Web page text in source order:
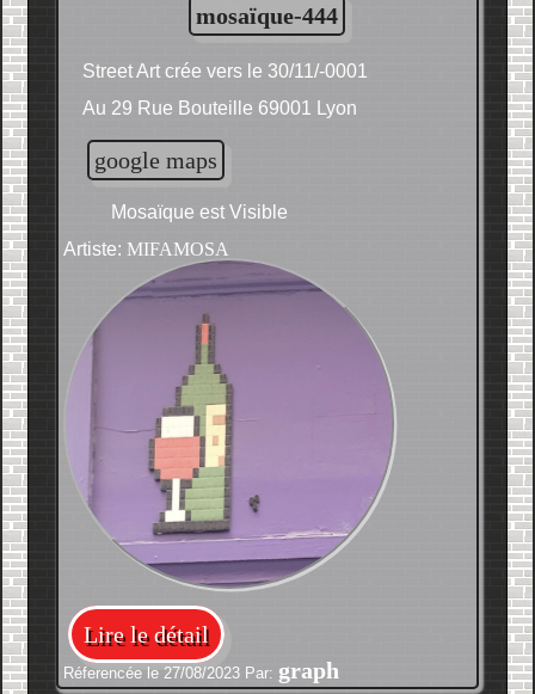
mosaïque-444
Street Art crée vers le 30/11/-0001
Au 29 Rue Bouteille 69001 Lyon
google maps
Mosaïque est Visible
Artiste: MIFAMOSA
Lire le détail
Réferencée le 27/08/2023 Par: graph